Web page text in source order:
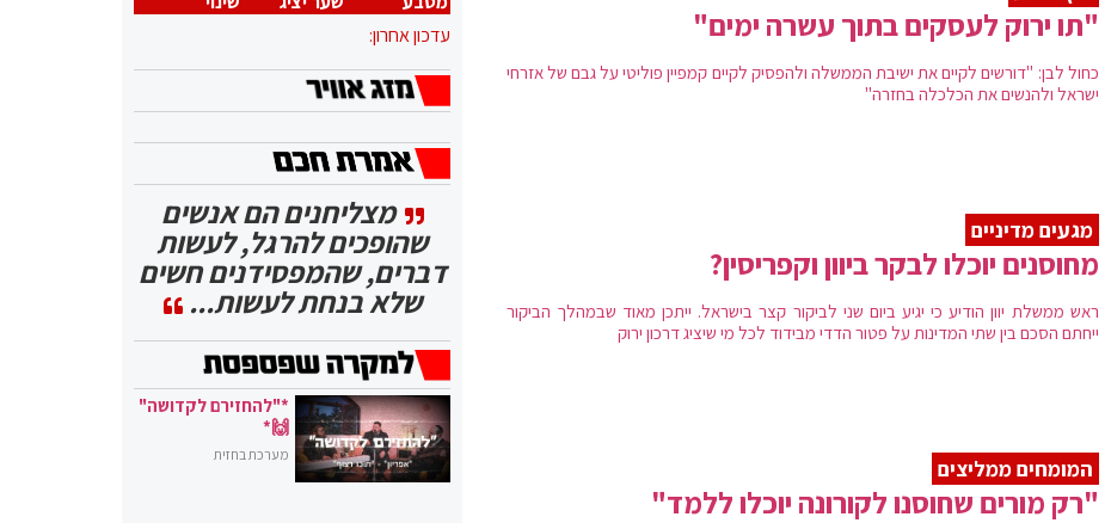
"תו ירוק לעסקים בתוך עשרה ימים"
כחול לבן: "דורשים לקיים את ישיבת הממשלה ולהפסיק לקיים קמפיין פוליטי על גבם של אזרחי
ישראל ולהנשים את הכלכלה בחזרה"
מגעים מדיניים
מחוסנים יוכלו לבקר ביוון וקפריסין?
ראש ממשלת יוון הודיע כי יגיע ביום שני לביקור קצר בישראל. ייתכן מאוד שבמהלך הביקור
ייחתם הסכם בין שתי המדינות על פטור הדדי מבידוד לכל מי שיציג דרכון ירוק
המומחים ממליצים
"רק מורים שחוסנו לקורונה יוכלו ללמד"
עדכון אחרון:
מצליחנים הם אנשים
שהופכים להרגל, לעשות
דברים, שהמפסידנים חשים
שלא בנחת לעשות...
*"להחזירם לקדושה"
🙌*
מערכת בחזית